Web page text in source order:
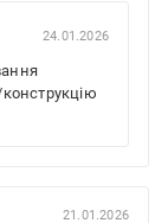
24.01.2026
21.01.2026